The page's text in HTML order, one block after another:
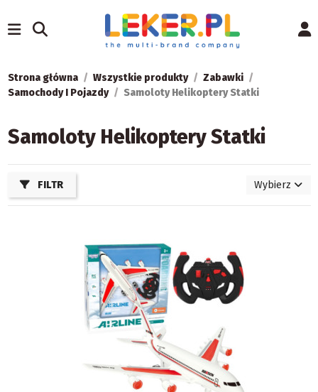
Strona główna Wszystkie produkty
Zabawki
Samochody I Pojazdy
Samoloty Helikoptery Statki
Samoloty Helikoptery Statki
FILTR Wybierz